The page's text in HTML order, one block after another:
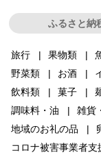
ふるさと納
旅行 果物類
野菜類
お酒
飲料類
菓子
調味料・油
雑貨
地域のお礼の品
コロナ被害事業者支